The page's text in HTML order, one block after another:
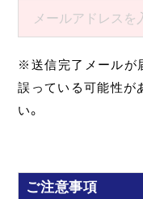
※送信完了メールが
誤っている可能性が
い。
ご注意事項